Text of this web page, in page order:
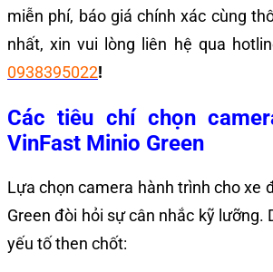
miễn phí, báo giá chính xác cùng
nhất, xin vui lòng liên hệ qua
0938395022!
Các tiêu chí chọn
VinFast Minio Green
Lựa chọn camera hành trình cho xe
Green đòi hỏi sự cân nhắc kỹ lưỡng.
yếu tố then chốt: